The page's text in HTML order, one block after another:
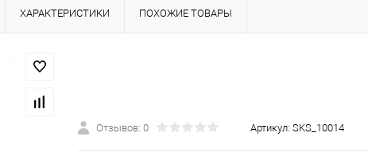
ХАРАКТЕРИСТИКИ ПОХОЖИЕ ТОВАРЫ
Отзывов: 0 Артикул: SKS_10014